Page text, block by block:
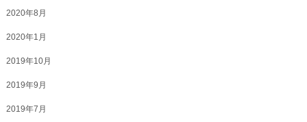
2020年8月
2020年1月
2019年10月
2019年9月
2019年7月